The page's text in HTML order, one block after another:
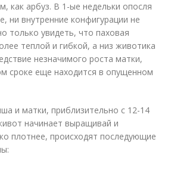
как арбуз. В 1-ые недельки опосля
ни внутренние конфигурации не
только увидеть, что паховая
теплой и гибкой, а низ животика
незначимого роста матки,
сроке еще находится в опущенном
и матки, приблизительно с 12-14
начинает выращивай и
плотнее, происходят последующие